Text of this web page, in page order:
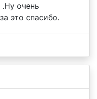
.Ну очень
это спасибо.